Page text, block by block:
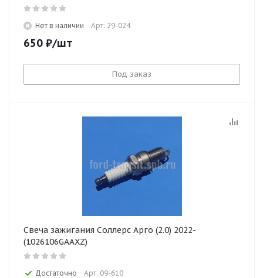
Нет в наличии Арт: 29-024
650 ₽/шт
Под заказ
Свеча зажигания Соллерс Арго (2.0) 2022-
(1026106GAAXZ)
Достаточно Арт: 09-610